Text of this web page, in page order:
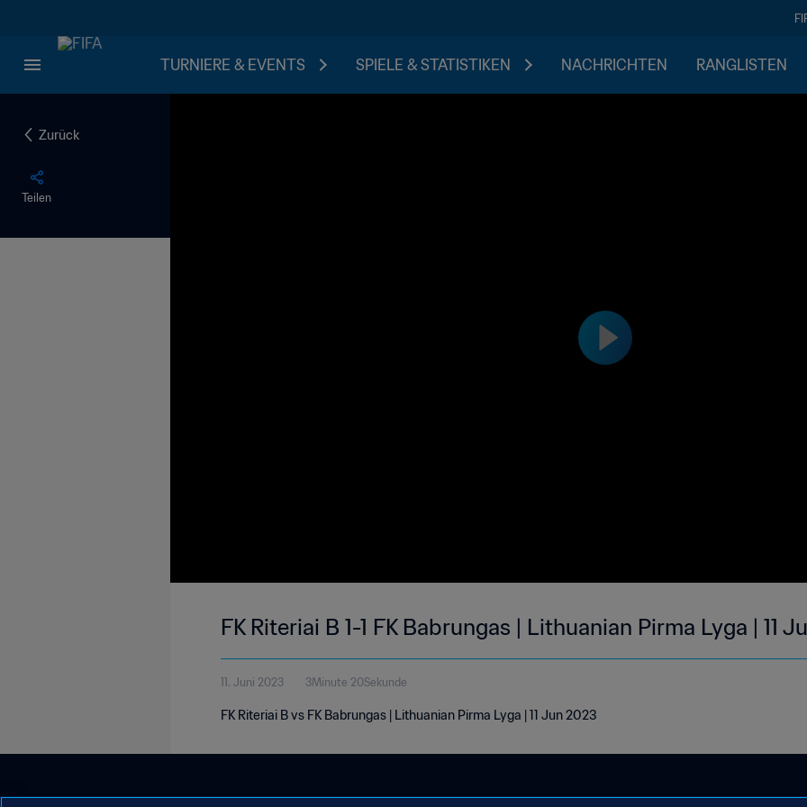
TURNIERE & EVENTS SPIELE & STATISTIKEN NACHRICHTEN RANGLISTEN
Zurück
Teilen
FK Riteriai B 1-1 FK Babrungas | Lithuanian Pirma Lyga | 11
11. Juni 2023 3Minute 20Sekunde
FK Riteriai B vs FK Babrungas | Lithuanian Pirma Lyga | 11 Jun 2023